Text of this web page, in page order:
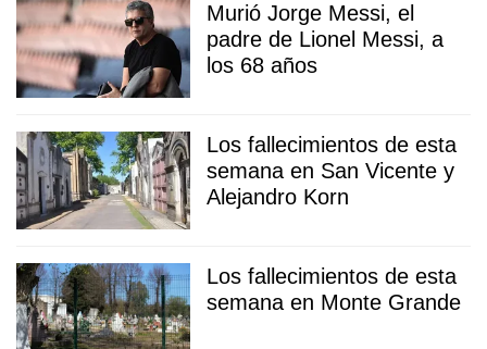
Murió Jorge Messi, el
padre de Lionel Messi, a
los 68 años
Los fallecimientos de esta
semana en San Vicente y
Alejandro Korn
Los fallecimientos de esta
semana en Monte Grande